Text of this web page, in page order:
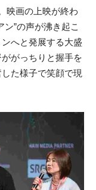
映画の上映が終わ
”の声が沸き起こ
へと発展する大盛
がっちりと握手を
た様子で笑顔で現